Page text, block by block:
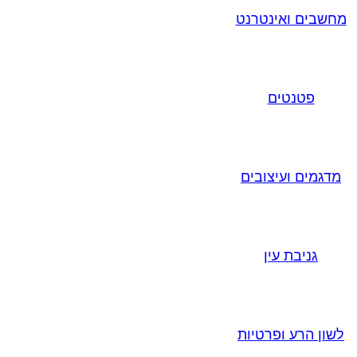
מחשבים ואינטרנט
פטנטים
מדגמים ועיצובים
גניבת עין
לשון הרע ופרטיות